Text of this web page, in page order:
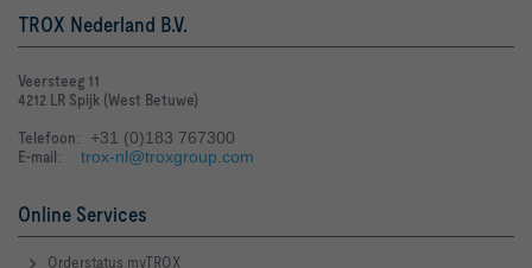
TROX Nederland B.V.
Veersteeg 11
4212 LR Spijk (West Betuwe)
Telefoon: +31 (0)183 767300
E-mail: trox-nl@troxgroup.com
Online Services
Orderstatus myTROX